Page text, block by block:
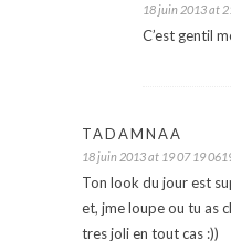
18 juin 2013 at
C’est gentil
TADAMNAA
18 juin 2013 at 19 07 19
Ton look du jour est
et, jme loupe ou tu as
tres joli en tout cas :))